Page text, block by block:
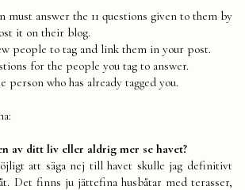
must answer the 11 questions given to them by
it on their blog.
people to tag and link them in your post.
for the people you tag to answer.
person who has already tagged you.
av ditt liv eller aldrig mer se havet?
att säga nej till havet skulle jag definitivt
Det finns ju jättefina husbåtar med terasser,